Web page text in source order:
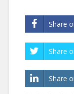
Share
Share
Share